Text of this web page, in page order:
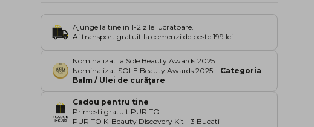
Ajunge la tine in 1-2 zile lucratoare.
Ai transport gratuit la comenzi de peste 199 lei.
Nominalizat la Sole Beauty Awards 2025
Nominalizat SOLE Beauty Awards 2025 – Categoria
Balm / Ulei de curățare
Cadou pentru tine
Primesti gratuit PURITO
PURITO K-Beauty Discovery Kit - 3 Bucati